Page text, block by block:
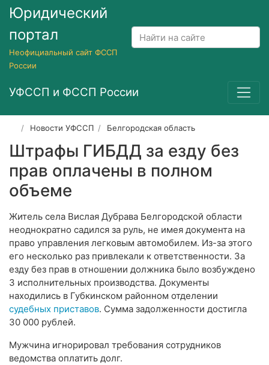
Юридический
портал
Неофициальный сайт ФССП
России
УФССП и ФССП России
Новости УФССП Белгородская область
Штрафы ГИБДД за езду без
прав оплачены в полном
объеме
Житель села Вислая Дубрава Белгородской области
неоднократно садился за руль, не имея документа на
право управления легковым автомобилем. Из-за этого
его несколько раз привлекали к ответственности. За
езду без прав в отношении должника было возбуждено
3 исполнительных производства. Документы
находились в Губкинском районном отделении
судебных приставов. Сумма задолженности достигла
30 000 рублей.
Мужчина игнорировал требования сотрудников
ведомства оплатить долг.